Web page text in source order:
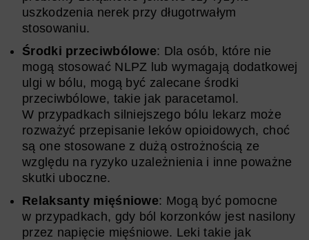
uszkodzenia nerek przy długotrwałym
stosowaniu.
Środki przeciwbólowe: Dla osób, które nie
mogą stosować NLPZ lub wymagają dodatkowej
ulgi w bólu, mogą być zalecane środki
przeciwbólowe, takie jak paracetamol.
W przypadkach silniejszego bólu lekarz może
rozważyć przepisanie leków opioidowych, choć
są one stosowane z dużą ostrożnością ze
względu na ryzyko uzależnienia i inne poważne
skutki uboczne.
Relaksanty mięśniowe: Mogą być pomocne
w przypadkach, gdy ból korzonków jest nasilony
przez napięcie mięśniowe. Leki takie jak